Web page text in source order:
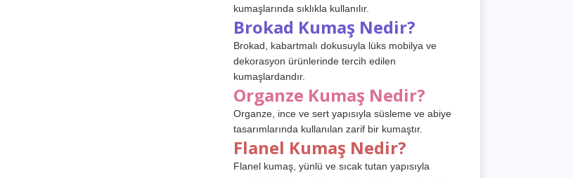
kumaşlarında sıklıkla kullanılır.
Brokad Kumaş Nedir?
Brokad, kabartmalı dokusuyla lüks mobilya ve
dekorasyon ürünlerinde tercih edilen
kumaşlardandır.
Organze Kumaş Nedir?
Organze, ince ve sert yapısıyla süsleme ve abiye
tasarımlarında kullanılan zarif bir kumaştır.
Flanel Kumaş Nedir?
Flanel kumaş, yünlü ve sıcak tutan yapısıyla